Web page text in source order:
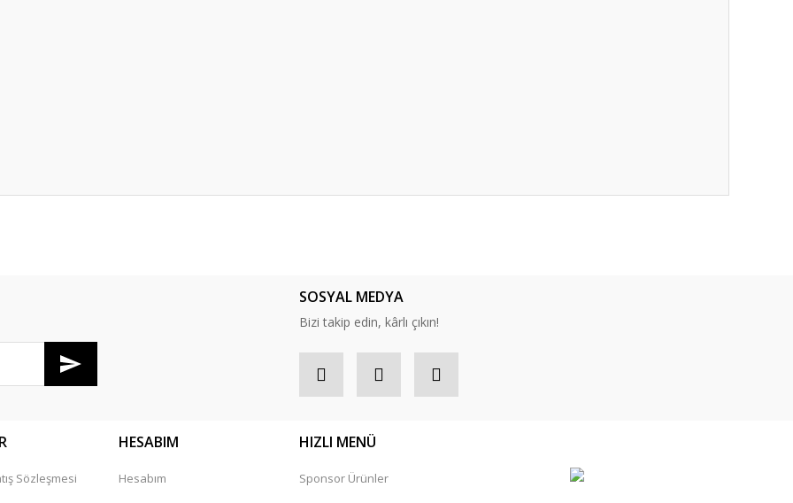
SOSYAL MEDYA
Bizi takip edin, kârlı çıkın!
Sözleşmesi
HESABIM
Hesabım
HIZLI MENÜ
Sponsor Ürünler